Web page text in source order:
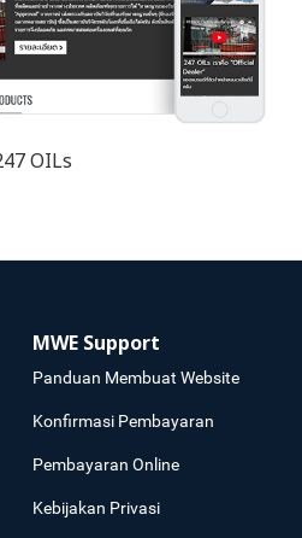
OILs
MWE Support
Panduan Membuat Website
Konfirmasi Pembayaran
Pembayaran Online
Kebijakan Privasi